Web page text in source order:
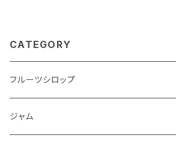
CATEGORY
フルーツシロップ
ジャム